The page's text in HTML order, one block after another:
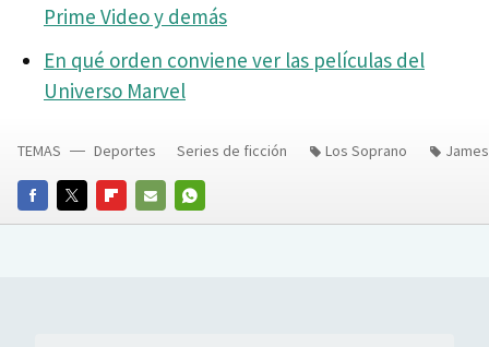
Prime Video y demás
En qué orden conviene ver las películas del
Universo Marvel
FACEBOOKTWITTERFLIPBOARD
E-
WHATSAPP
TEMAS Deportes Series de ficción Los Soprano